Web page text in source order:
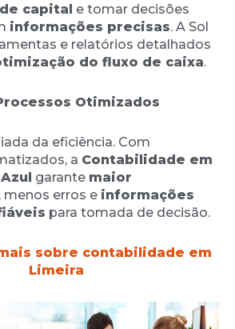
capital e tomar decisões
informações precisas. A Sol
e relatórios detalhados
do fluxo de caixa.
Otimizados
da eficiência. Com
a Contabilidade em
garante maior
, menos erros e informações
para tomada de decisão.
sobre contabilidade em
Limeira